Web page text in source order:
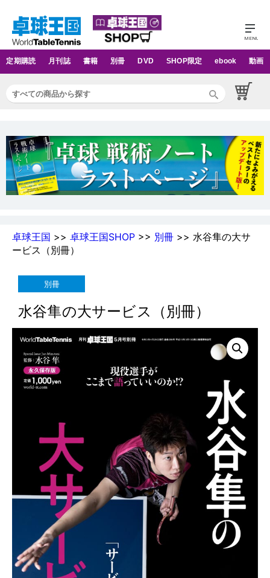
定期購読 月刊誌 書籍 別冊 DVD SHOP限定 ebook 動画
卓球王国 >> 卓球王国SHOP >> 別冊 >> 水谷隼の大サ
ービス（別冊）
別冊
水谷隼の大サービス（別冊）